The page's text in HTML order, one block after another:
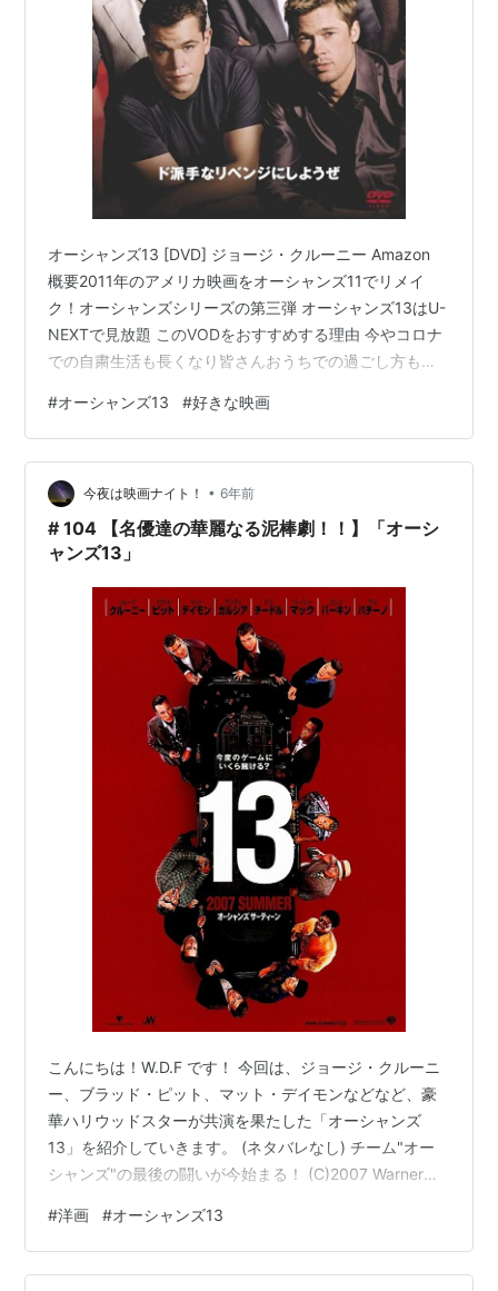
オーシャンズ13 [DVD] ジョージ・クルーニー Amazon
概要2011年のアメリカ映画をオーシャンズ11でリメイ
ク！オーシャンズシリーズの第三弾 オーシャンズ13はU-
NEXTで見放題 このVODをおすすめする理由 今やコロナ
での自粛生活も長くなり皆さんおうちでの過ごし方も慣
てそれに時間を費やし外出できないこのご時世過ごされ
てるかと思います。そのひとつの趣味として映画鑑賞を
されている方も多いのではないでしょうかVOD（ビデオ
オンデマンド）はAmazonプライム、Netflix、U-NEXT、
Huluと多くの動画配信サービスが充実しており…
#オーシャンズ13 #好きな映画
今夜は映画ナイト！ • 6年前
# 104 【名優達の華麗なる泥棒劇！！】「オーシ
ャンズ13」
こんにちは！W.D.F です！ 今回は、ジョージ・クルーニ
ー、ブラッド・ピット、マット・デイモンなどなど、豪
華ハリウッドスターが共演を果たした「オーシャンズ
13」を紹介していきます。 (ネタバレなし) チーム"オー
シャンズ"の最後の闘いが今始まる！ (C)2007 Warner
Bermuda.(C)2007 Village Roadshow Films (BVI) Limited
- All Other Territories あらすじ オーシャンズの一員のル
ーベンが危篤状態に陥ってしまう。 …
#洋画 #オーシャンズ13